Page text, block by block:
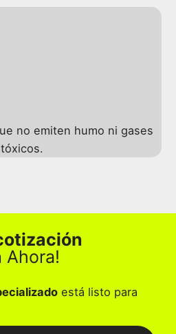
no emiten humo ni gases
tóxicos.
Ahora!
está listo para